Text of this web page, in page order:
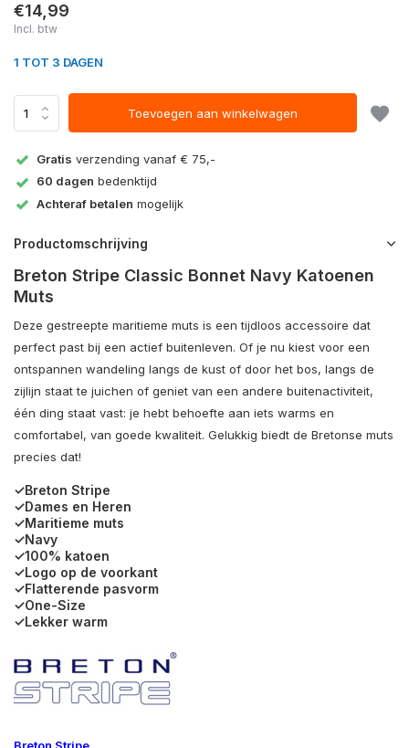
€14,99
Incl. btw
1 TOT 3 DAGEN
Toevoegen aan winkelwagen
Gratis verzending vanaf € 75,-
60 dagen bedenktijd
Achteraf betalen mogelijk
Productomschrijving
Breton Stripe Classic Bonnet Navy Katoenen
Muts
Deze gestreepte maritieme muts is een tijdloos accessoire dat
perfect past bij een actief buitenleven. Of je nu kiest voor een
ontspannen wandeling langs de kust of door het bos, langs de
zijlijn staat te juichen of geniet van een andere buitenactiviteit,
één ding staat vast: je hebt behoefte aan iets warms en
comfortabel, van goede kwaliteit. Gelukkig biedt de Bretonse muts
precies dat!
✓Breton Stripe
✓Dames en Heren
✓Maritieme muts
✓Navy
✓100% katoen
✓Logo op de voorkant
✓Flatterende pasvorm
✓One-Size
✓Lekker warm